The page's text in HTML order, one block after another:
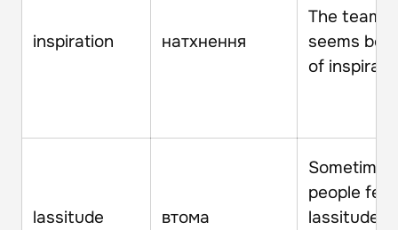
inspiration натхнення
The team
seems
of
lassitude втома
Sometimes
people feel
lassitude